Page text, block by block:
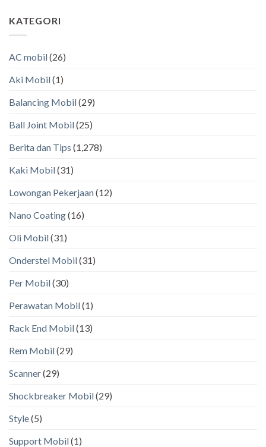
KATEGORI
AC mobil(26)
Aki Mobil(1)
Balancing Mobil(29)
Ball Joint Mobil(25)
Berita dan Tips (1,278)
Kaki Mobil(31)
Lowongan Pekerjaan(12)
Nano Coating(16)
Oli Mobil(31)
Onderstel Mobil(31)
Per Mobil(30)
Perawatan Mobil(1)
Rack End Mobil(13)
Rem Mobil(29)
Scanner(29)
Shockbreaker Mobil(29)
Style(5)
Support Mobil(1)